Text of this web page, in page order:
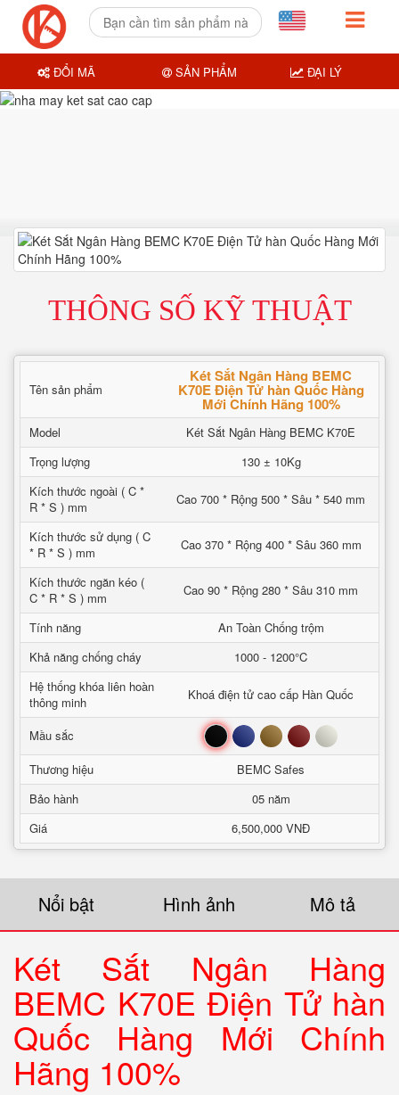
THÔNG SỐ KỸ THUẬT
Tên sản phẩm
Két Sắt Ngân Hàng BEMC
K70E Điện Tử hàn Quốc Hàng
Mới Chính Hãng 100%
Model
Két Sắt Ngân Hàng BEMC K70E
Trọng lượng
130 ± 10Kg
Kích thước ngoài ( C *
R * S ) mm
Cao 700 * Rộng 500 * Sâu * 540 mm
Kích thước sử dụng ( C
* R * S ) mm
Cao 370 * Rộng 400 * Sâu 360 mm
Kích thước ngăn kéo (
C * R * S ) mm
Cao 90 * Rộng 280 * Sâu 310 mm
Tính năng
An Toàn Chống trộm
Khả năng chống cháy
1000 - 1200°C
Hệ thống khóa liên hoàn
thông minh
Khoá điện tử cao cấp Hàn Quốc
Mầu sắc Đen Xanh Nâu Đỏ Trắng
Thương hiệu
BEMC Safes
Bảo hành
05 năm
Giá
6,500,000 VNĐ
Nổi bật Hình ảnh Mô tả
Két Sắt Ngân Hàng
BEMC K70E Điện Tử hàn
Quốc Hàng Mới Chính
Hãng 100%
ĐỔI MÃ SẢN PHẨM ĐẠI LÝ